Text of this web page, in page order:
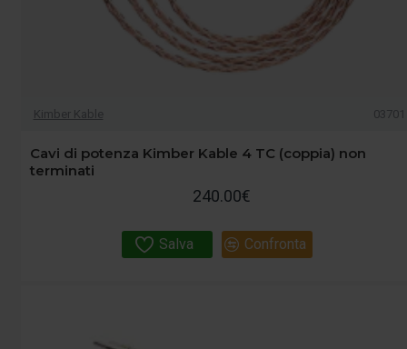
Kimber Kable 03701
Cavi di potenza Kimber Kable 4 TC (coppia) non
terminati
240.00€
Salva Confronta